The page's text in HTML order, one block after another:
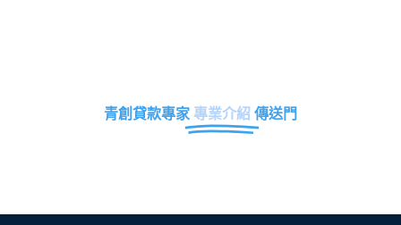
青創貸款專家 專業介紹 傳送門